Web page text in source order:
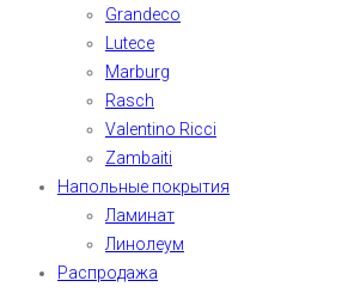
Grandeco
Lutece
Marburg
Rasch
Valentino Ricci
Zambaiti
Напольные покрытия
Ламинат
Линолеум
Распродажа